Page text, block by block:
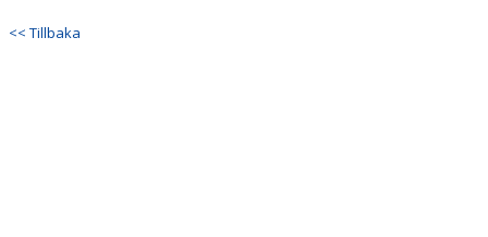
<< Tillbaka